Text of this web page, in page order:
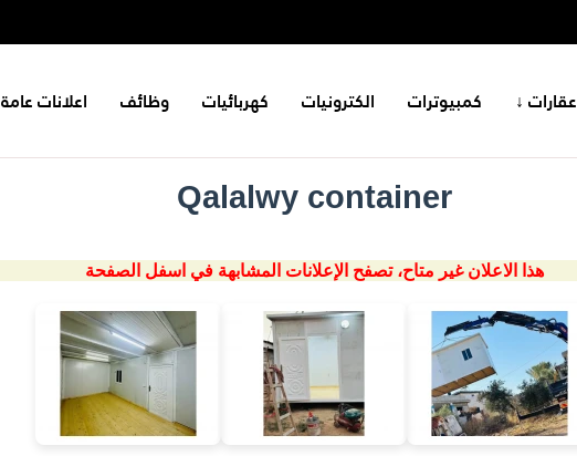
عقارات ↓ كمبيوترات الكترونيات كهربائيات وظائف اعلانات عامة
Qalalwy container
هذا الاعلان غير متاح، تصفح الإعلانات المشابهة في اسفل الصفحة